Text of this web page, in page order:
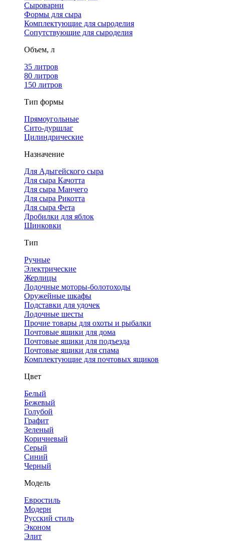
Сыроварни
Формы для сыра
Комплектующие для сыроделия
Сопутствующие для сыроделия
Объем, л
35 литров
80 литров
150 литров
Тип формы
Прямоугольные
Сито-дуршлаг
Цилиндрические
Назначение
Для Адыгейского сыра
Для сыра Качотта
Для сыра Манчего
Для сыра Рикотта
Для сыра Фета
Дробилки для яблок
Шинковки
Тип
Ручные
Электрические
Жерлицы
Лодочные моторы-болотоходы
Оружейные шкафы
Подставки для удочек
Лодочные шесты
Прочие товары для охоты и рыбалки
Почтовые ящики для дома
Почтовые ящики для подъезда
Почтовые ящики для спама
Комплектующие для почтовых ящиков
Цвет
Белый
Бежевый
Голубой
Графит
Зеленый
Коричневый
Серый
Синий
Черный
Модель
Евростиль
Модерн
Русский стиль
Эконом
Элит